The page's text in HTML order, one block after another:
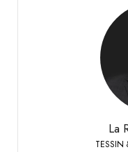
La
TESSIN
La
Responsable de
+41